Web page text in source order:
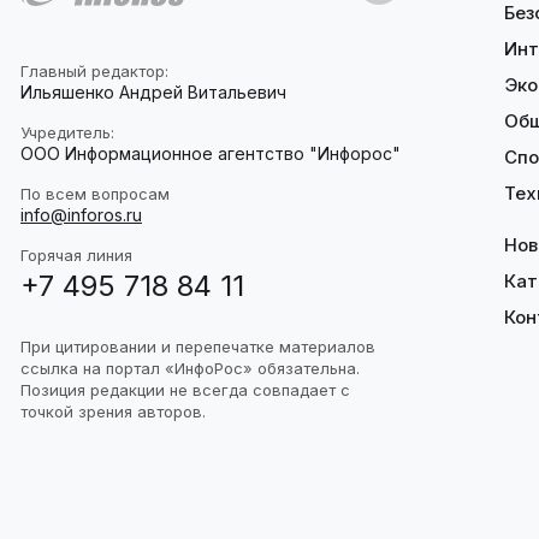
Главный редактор:
Ильяшенко Андрей Витальевич
Учредитель:
ООО Информационное агентство "Инфорос"
По всем вопросам
info@inforos.ru
Горячая линия
+7 495 718 84 11
При цитировании и перепечатке материалов
ссылка на портал «ИнфоРос» обязательна.
Позиция редакции не всегда совпадает с
точкой зрения авторов.